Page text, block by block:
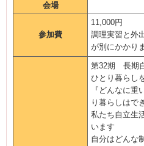
会場
参加費
11,000円
調理実習と外
が別にかかり
第32期 長期
ひとり暮らし
『どんなに重
り暮らしはで
私たち自立生
います
自分はどんな